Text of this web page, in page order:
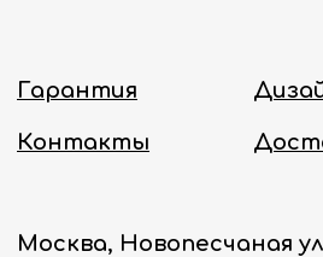
Политика конфиденциальности